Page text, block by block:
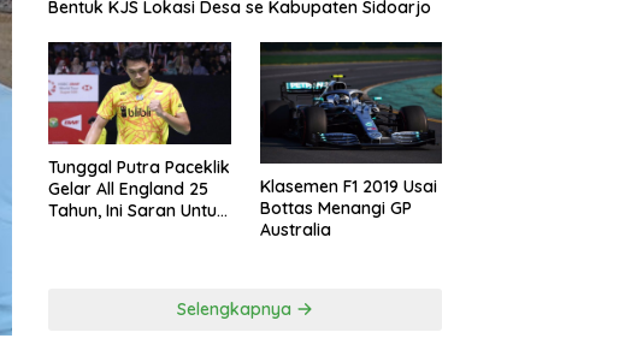
Bentuk KJS Lokasi Desa se Kabupaten Sidoarjo
Tunggal Putra Paceklik
Gelar All England 25
Tahun, Ini Saran Untuk
Klasemen F1 2019 Usai
Bottas Menangi GP
Australia
Selengkapnya